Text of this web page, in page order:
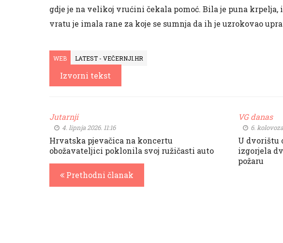
gdje je na velikoj vrućini čekala pomoć. Bila je puna krpelja,
vratu je imala rane za koje se sumnja da ih je uzrokovao
WEB LATEST - VEČERNJI.HR
Izvorni tekst
Jutarnji
4. lipnja 2026. 11:16
Hrvatska pjevačica na koncertu
obožavateljici poklonila svoj ružičasti auto
Prethodni članak
VG danas
6.
U dvorištu
izgorjela
požaru